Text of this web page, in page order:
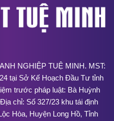
NGHIỆP TUỆ MINH. MST:
tại Sở Kế Hoạch Đầu Tư tỉnh
trước pháp luật: Bà Huỳnh
chỉ: Số 327/23 khu tái định
Hòa, Huyện Long Hồ, Tỉnh